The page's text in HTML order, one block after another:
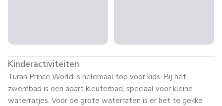
Kinderactiviteiten
Turan Prince World is helemaal top voor kids. Bij het
zwembad is een apart kleuterbad, speciaal voor kleine
waterratjes. Voor de grote waterraten is er het te gekke